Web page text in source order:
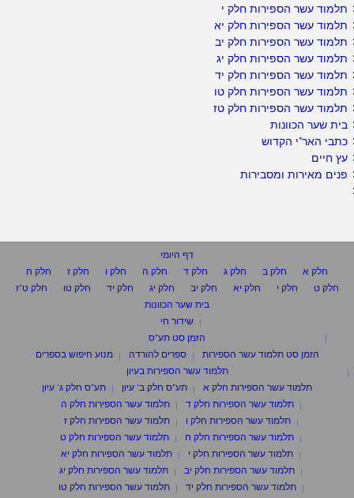
תלמוד עשר הספירות חלק י
תלמוד עשר הספירות חלק יא
תלמוד עשר הספירות חלק יב
תלמוד עשר הספירות חלק יג
תלמוד עשר הספירות חלק יד
תלמוד עשר הספירות חלק טו
תלמוד עשר הספירות חלק טז
בית שער הכוונות
כתבי האר"י הקדוש
עץ חיים
פנים מאירות ומסבירות
דף היומי
חלק א
חלק ב חלק ג חלק ד חלק ה חלק ו חלק ז
חלק ח
חלק ט
חלק י חלק יא חלק יב חלק יג חלק יד חלק טו
חלק ט"ז
בית שער הכוונות
שידור חי
הזמן סט תע"ס
הזמן סט תלמוד עשר הספירות
ספרים להורדה
מנוע חיפוש בספרים
תלמוד עשר הספירות בעיון
תלמוד עשר הספירות חלק א
תע"ס חלק ב' עיון
תע"ס חלק ג' עיון
תלמוד עשר הספירות חלק ד
תלמוד עשר הספירות חלק ה
תלמוד עשר הספירות חלק ו
תלמוד עשר הספירות חלק ז
תלמוד עשר הספירות חלק ח
תלמוד עשר הספירות חלק ט
תלמוד עשר הספירות חלק י
תלמוד עשר הספירות חלק יא
תלמוד עשר הספירות חלק יב
תלמוד עשר הספירות חלק יג
תלמוד עשר הספירות חלק יד
תלמוד עשר הספירות חלק טו